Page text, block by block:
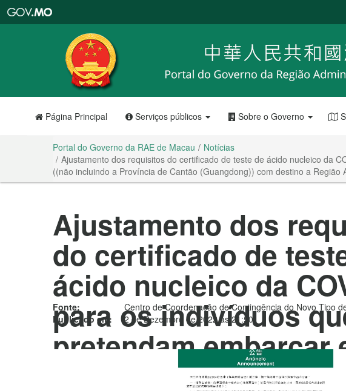
RAE
de
Macau
Página Principal Serviços públicos Sobre o Governo
Portal do Governo da RAE de Macau
Notícias
Ajustamento dos requisitos do certificado de teste de ácido nucleico da
((não incluindo a Província de Cantão (Guangdong)) com destino a
Ajustamento dos
do certificado de
ácido nucleico da
para os indivíduos
pretendam embarcar
aeronaves ou
Fonte:
Centro de Coordenação de Contingência do Novo Tipo
Publicado em:
2 de Dezembro de 2022 às 21:50